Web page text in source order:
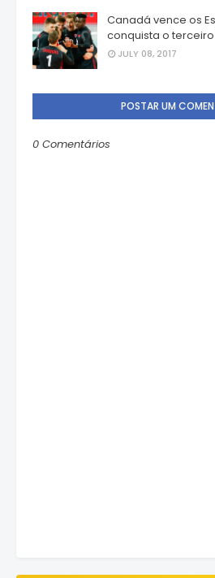
Canadá vence os
conquista o
JULY 08, 2017
POSTAR UM
0 Comentários